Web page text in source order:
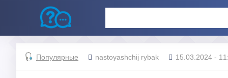
Популярные nastoyashchij rybak 15.03.2024 -